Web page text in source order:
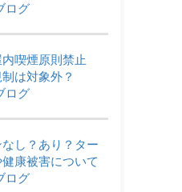
ログ
喫煙原則禁止
は対象外？
ログ
し？あり？ター
康被害について
ログ